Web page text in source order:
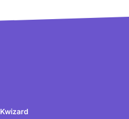
Kwizard